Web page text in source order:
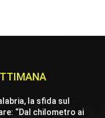
la sfida sul
“Dal chilometro ai